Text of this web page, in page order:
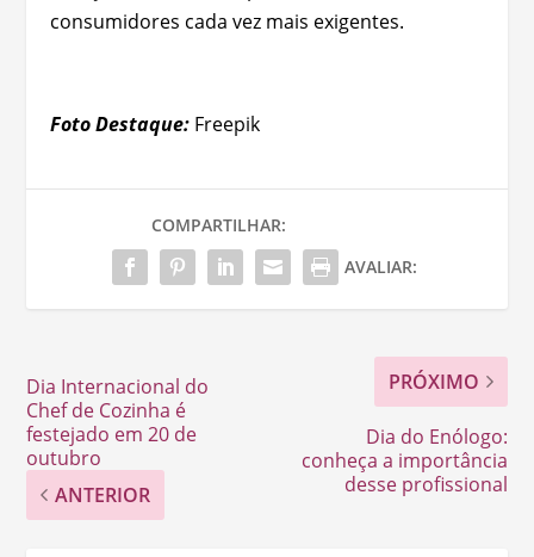
consumidores cada vez mais exigentes.
Foto Destaque: Freepik
COMPARTILHAR:
AVALIAR:
Dia Internacional do
Chef de Cozinha é
festejado em 20 de
outubro
ANTERIOR
PRÓXIMO
Dia do Enólogo:
conheça a importância
desse profissional